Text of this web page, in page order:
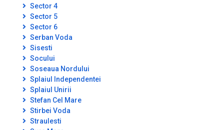
Sector 4
Sector 5
Sector 6
Serban Voda
Sisesti
Socului
Soseaua Nordului
Splaiul Independentei
Splaiul Unirii
Stefan Cel Mare
Stirbei Voda
Straulesti